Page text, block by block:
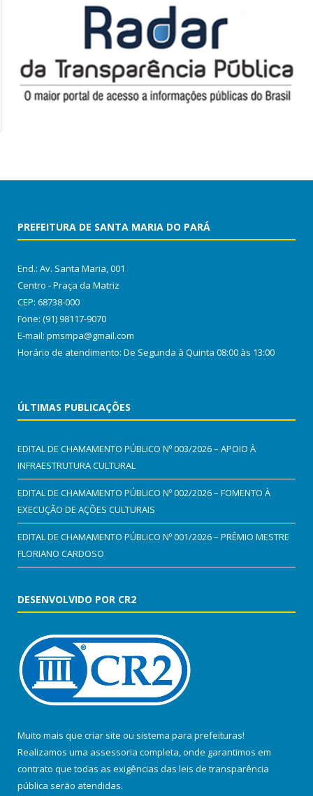
PREFEITURA DE SANTA MARIA DO PARÁ
End.: Av. Santa Maria, 001
Centro - Praça da Matriz
CEP: 68738-000
Fone: (91) 98117-9070
E-mail: pmsmpa@gmail.com
Horário de atendimento: De Segunda à Quinta 08:00 às 13:00
ÚLTIMAS PUBLICAÇÕES
EDITAL DE CHAMAMENTO PÚBLICO Nº 003/2026 – APOIO À
INFRAESTRUTURA CULTURAL
EDITAL DE CHAMAMENTO PÚBLICO Nº 002/2026 – FOMENTO À
EXECUÇÃO DE AÇÕES CULTURAIS
EDITAL DE CHAMAMENTO PÚBLICO Nº 001/2026 – PRÊMIO MESTRE
FLORIANO CARDOSO
DESENVOLVIDO POR CR2
Muito mais que criar site ou sistema para prefeituras!
Realizamos uma assessoria completa, onde garantimos em
contrato que todas as exigências das leis de transparência
pública serão atendidas.